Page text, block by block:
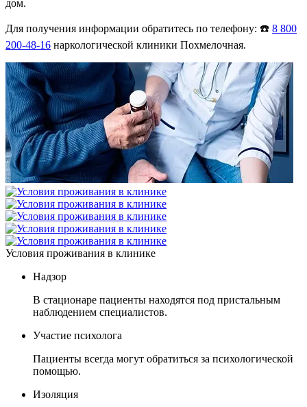
дом.
Для получения информации обратитесь по телефону: ☎️ 8 800
200-48-16 наркологической клиники Похмелочная.
Условия проживания в клинике
Надзор
В стационаре пациенты находятся под пристальным
наблюдением специалистов.
Участие психолога
Пациенты всегда могут обратиться за психологической
помощью.
Изоляция